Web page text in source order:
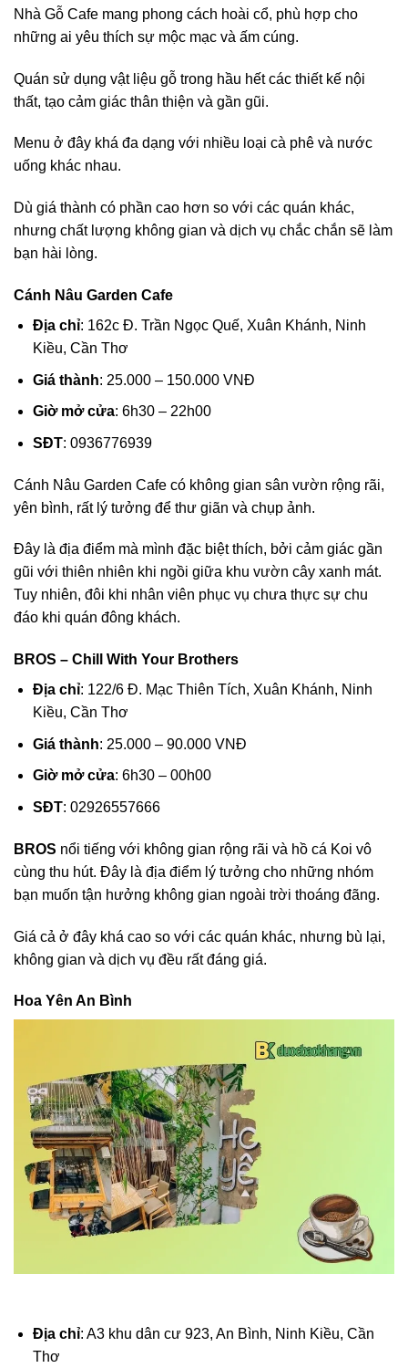
Nhà Gỗ Cafe mang phong cách hoài cổ, phù hợp cho
những ai yêu thích sự mộc mạc và ấm cúng.
Quán sử dụng vật liệu gỗ trong hầu hết các thiết kế nội
thất, tạo cảm giác thân thiện và gần gũi.
Menu ở đây khá đa dạng với nhiều loại cà phê và nước
uống khác nhau.
Dù giá thành có phần cao hơn so với các quán khác,
nhưng chất lượng không gian và dịch vụ chắc chắn sẽ làm
bạn hài lòng.
Cánh Nâu Garden Cafe
Địa chỉ: 162c Đ. Trần Ngọc Quế, Xuân Khánh, Ninh
Kiều, Cần Thơ
Giá thành: 25.000 – 150.000 VNĐ
Giờ mở cửa: 6h30 – 22h00
SĐT: 0936776939
Cánh Nâu Garden Cafe có không gian sân vườn rộng rãi,
yên bình, rất lý tưởng để thư giãn và chụp ảnh.
Đây là địa điểm mà mình đặc biệt thích, bởi cảm giác gần
gũi với thiên nhiên khi ngồi giữa khu vườn cây xanh mát.
Tuy nhiên, đôi khi nhân viên phục vụ chưa thực sự chu
đáo khi quán đông khách.
BROS – Chill With Your Brothers
Địa chỉ: 122/6 Đ. Mạc Thiên Tích, Xuân Khánh, Ninh
Kiều, Cần Thơ
Giá thành: 25.000 – 90.000 VNĐ
Giờ mở cửa: 6h30 – 00h00
SĐT: 02926557666
BROS nổi tiếng với không gian rộng rãi và hồ cá Koi vô
cùng thu hút. Đây là địa điểm lý tưởng cho những nhóm
bạn muốn tận hưởng không gian ngoài trời thoáng đãng.
Giá cả ở đây khá cao so với các quán khác, nhưng bù lại,
không gian và dịch vụ đều rất đáng giá.
Hoa Yên An Bình
Địa chỉ: A3 khu dân cư 923, An Bình, Ninh Kiều, Cần
Thơ